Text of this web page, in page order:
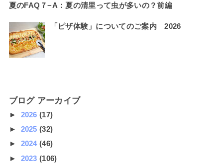
夏のFAQ７−A：夏の清里って虫が多いの？前編
「ピザ体験」についてのご案内 2026
ブログ アーカイブ
► 2026(17)
► 2025(32)
► 2024(46)
► 2023(106)